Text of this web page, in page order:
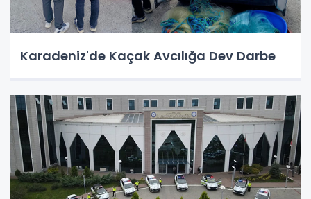
Karadeniz'de Kaçak Avcılığa Dev Darbe